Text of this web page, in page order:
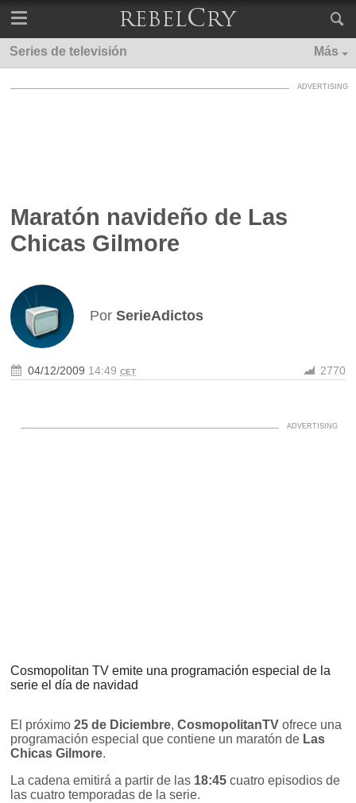
Series de televisión Más
Maratón navideño de Las
Chicas Gilmore
PorSerieAdictos
04/12/2009 14:49CET 2770
Cosmopolitan TV emite una programación especial de la
serie el día de navidad
El próximo25 de Diciembre,CosmopolitanTV ofrece una
programación especial que contiene un maratón de Las
Chicas Gilmore.
La cadena emitirá a partir de las 18:45 cuatro episodios de
las cuatro temporadas de la serie.